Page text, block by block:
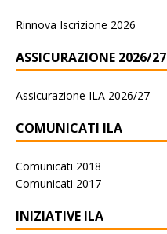
Rinnova Iscrizione 2026
ASSICURAZIONE 2026/27
Assicurazione ILA 2026/27
COMUNICATI ILA
Comunicati 2018
Comunicati 2017
INIZIATIVE ILA